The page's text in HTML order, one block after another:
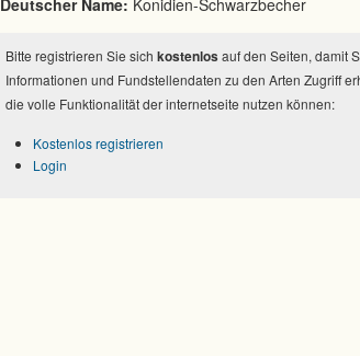
Deutscher Name: Konidien-Schwarzbecher
Bitte registrieren Sie sich kostenlos auf den Seiten, damit
Informationen und Fundstellendaten zu den Arten Zugriff
die volle Funktionalität der internetseite nutzen können:
Kostenlos registrieren
Login